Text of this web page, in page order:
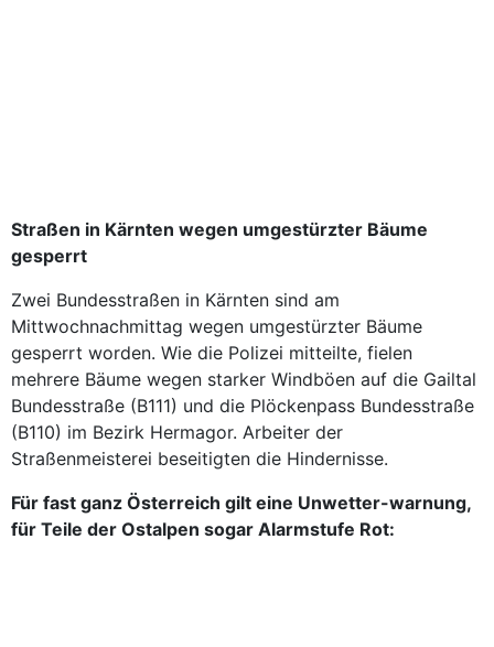
Straßen in Kärnten wegen umgestürzter Bäume
gesperrt
Zwei Bundesstraßen in Kärnten sind am
Mittwochnachmittag wegen umgestürzter Bäume
gesperrt worden. Wie die Polizei mitteilte, fielen
mehrere Bäume wegen starker Windböen auf die Gailtal
Bundesstraße (B111) und die Plöckenpass Bundesstraße
(B110) im Bezirk Hermagor. Arbeiter der
Straßenmeisterei beseitigten die Hindernisse.
Für fast ganz Österreich gilt eine Unwetter-warnung,
für Teile der Ostalpen sogar Alarmstufe Rot: